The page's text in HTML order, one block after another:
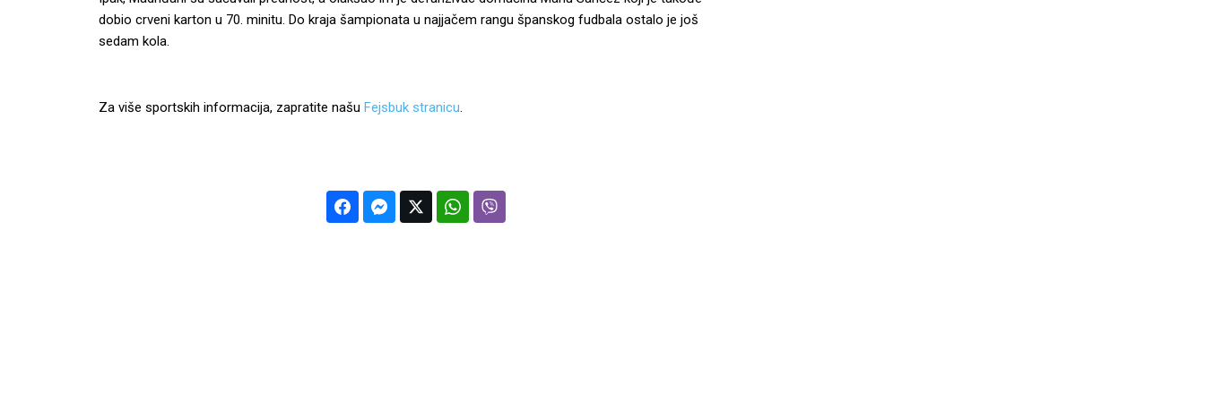
dobio crveni karton u 70. minitu. Do kraja šampionata u najjačem rangu španskog fudbala ostalo je još
sedam kola.
Za više sportskih informacija, zapratite našu Fejsbuk stranicu.